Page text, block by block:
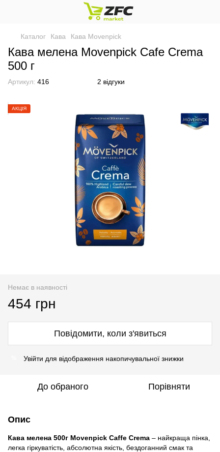
Каталог Кава Кава Movenpick
Кава мелена Movenpick Cafe Crema
500 г
Артикул: 416 2 відгуки
АКЦІЯ
Немає в наявності
454 грн
Повідомити, коли з'явиться
Увійти для відображення накопичувальної знижки
До обраного Порівняти
Опис
Кава мелена 500г Movenpick Caffe Crema – найкраща пінка,
легка гіркуватість, абсолютна якість, бездоганний смак та